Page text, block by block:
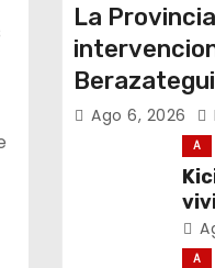
La
Ago 6, 2026
A
de
A